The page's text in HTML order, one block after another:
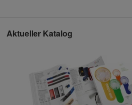
Aktueller Katalog